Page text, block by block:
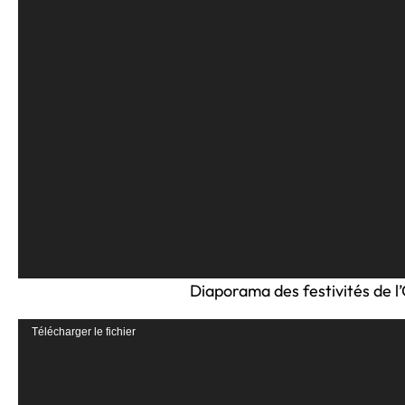
Diaporama des festivités de
Lecteur
Télécharger le fichier